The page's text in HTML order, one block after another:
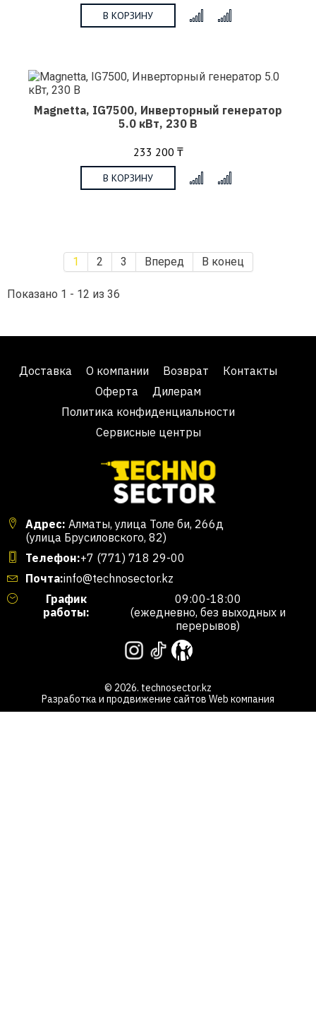
В КОРЗИНУ
Magnetta, IG7500, Инверторный генератор
5.0 кВт, 230 В
233 200 ₸
В КОРЗИНУ
1 2 3 Вперед В конец
Показано 1 - 12 из 36
Доставка О компании Возврат
Контакты
Оферта
Дилерам
Политика конфиденциальности
Сервисные центры
Адрес: Алматы, улица Толе би, 266д
(улица Брусиловского, 82)
Телефон:+7 (771) 718 29-00
Почта:info@technosector.kz
График
работы:
09:00-18:00
(ежедневно, без выходных и
перерывов)
© 2026. technosector.kz
Разработка и продвижение сайтов Web компания